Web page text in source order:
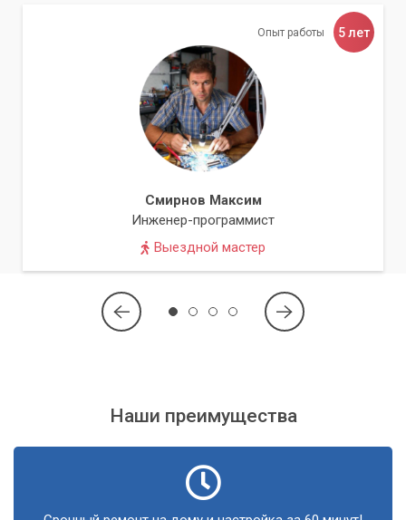
материнской плате, которые обычно помечены
разными цветами или указаны в руководстве
пользователя. Чаще всего это слоты с одинаковым
цветом (например, в слоты 1 и 3 или 2 и 4).
Проверить, работает ли ваша память в двухканальном
режиме, можно с помощью специализированных программ,
. В разделе "Memory" этой программы
указывается Channel # (например, Single, Dual).
Правильная установка модулей памяти в
соответствующие слоты на материнской
плате является критическим шагом для
активации двухканального режима.
Ошибочная установка может привести к
Если вы хотите оптимизировать производительность
Опыт работы 5 лет
Смирнов Максим
Инженер-программист
Выездной мастер
Наши преимущества